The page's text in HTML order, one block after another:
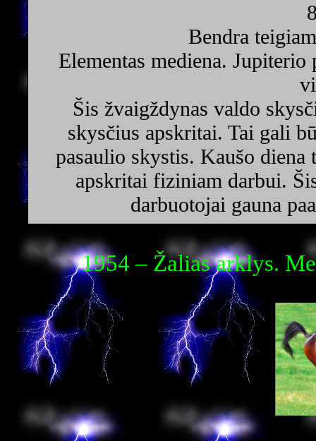
Bendra
Elementas mediena.
Šis žvaigždynas valdo
skysčius apskritai. Tai gali
pasaulio skystis. Kaušo diena
apskritai fiziniam darbui.
darbuotojai gauna
1954 – Žalias arklys.